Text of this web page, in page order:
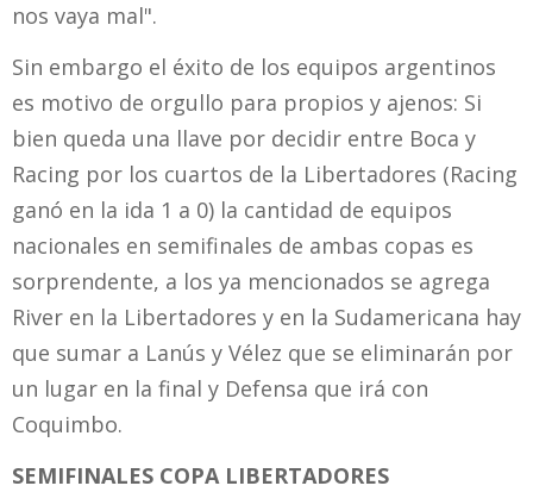
nos vaya mal".
Sin embargo el éxito de los equipos argentinos
es motivo de orgullo para propios y ajenos: Si
bien queda una llave por decidir entre Boca y
Racing por los cuartos de la Libertadores (Racing
ganó en la ida 1 a 0) la cantidad de equipos
nacionales en semifinales de ambas copas es
sorprendente, a los ya mencionados se agrega
River en la Libertadores y en la Sudamericana hay
que sumar a Lanús y Vélez que se eliminarán por
un lugar en la final y Defensa que irá con
Coquimbo.
SEMIFINALES COPA LIBERTADORES